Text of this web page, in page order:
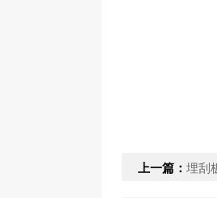
上一篇： 埋刮